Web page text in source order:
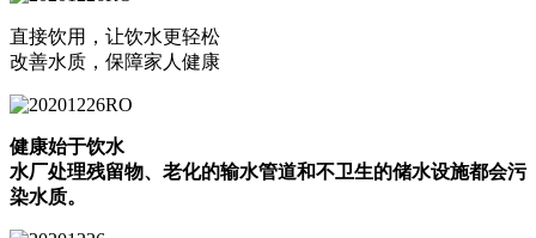
直接饮用，让饮水更轻松
改善水质，保障家人健康
健康始于饮水
水厂处理残留物、老化的输水管道和不卫生的储水设施都会污
染水质。